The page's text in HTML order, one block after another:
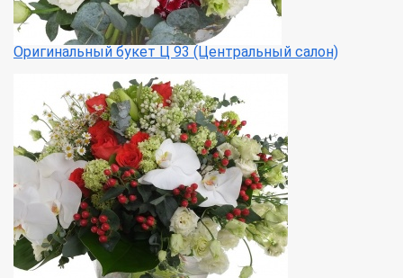
Оригинальный букет Ц 93 (Центральный салон)